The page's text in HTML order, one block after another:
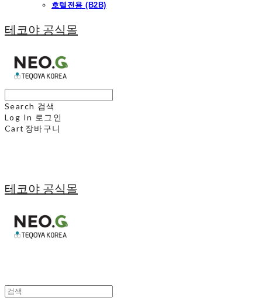
호텔전용 (B2B)
테코야 공식몰
Search 검색
Log In 로그인
Cart 장바구니
테코야 공식몰